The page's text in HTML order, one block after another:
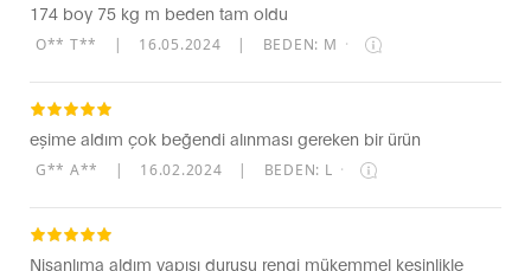
174 boy 75 kg m beden tam oldu
O** T** | 16.05.2024 | BEDEN: M ·
eşime aldım çok beğendi alınması gereken bir ürün
G** A** | 16.02.2024 | BEDEN: L ·
Nişanlıma aldım yapısı duruşu rengi mükemmel kesinlikle